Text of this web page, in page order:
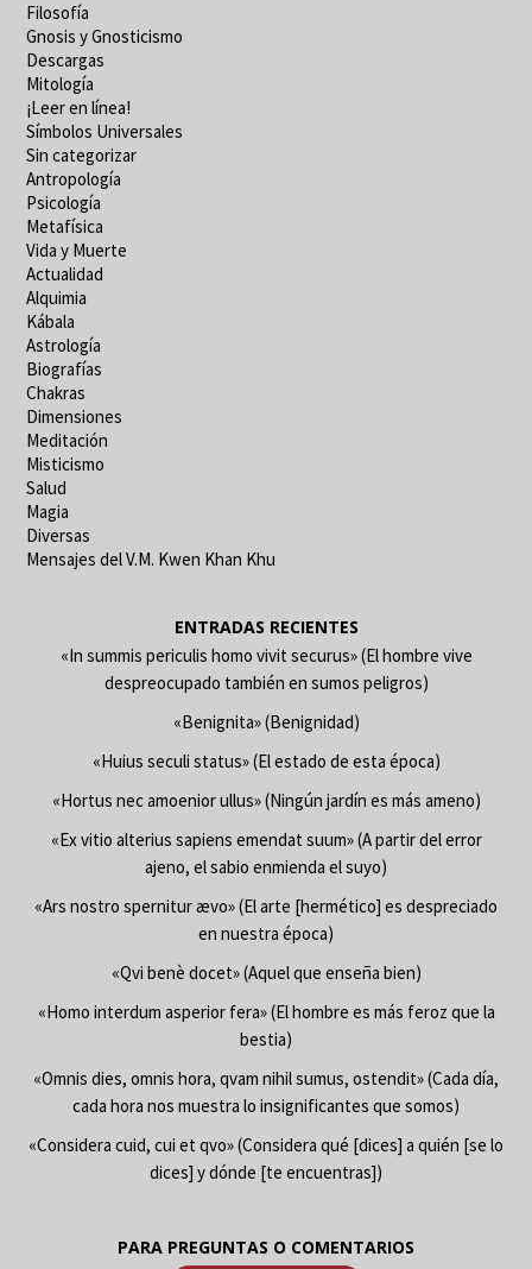
Filosofía
Gnosis y Gnosticismo
Descargas
Mitología
¡Leer en línea!
Símbolos Universales
Sin categorizar
Antropología
Psicología
Metafísica
Vida y Muerte
Actualidad
Alquimia
Kábala
Astrología
Biografías
Chakras
Dimensiones
Meditación
Misticismo
Salud
Magia
Diversas
Mensajes del V.M. Kwen Khan Khu
ENTRADAS RECIENTES
«In summis periculis homo vivit securus» (El hombre vive
despreocupado también en sumos peligros)
«Benignita» (Benignidad)
«Huius seculi status» (El estado de esta época)
«Hortus nec amoenior ullus» (Ningún jardín es más ameno)
«Ex vitio alterius sapiens emendat suum» (A partir del error
ajeno, el sabio enmienda el suyo)
«Ars nostro spernitur ævo» (El arte [hermético] es despreciado
en nuestra época)
«Qvi benè docet» (Aquel que enseña bien)
«Homo interdum asperior fera» (El hombre es más feroz que la
bestia)
«Omnis dies, omnis hora, qvam nihil sumus, ostendit» (Cada día,
cada hora nos muestra lo insignificantes que somos)
«Considera cuid, cui et qvo» (Considera qué [dices] a quién [se lo
dices] y dónde [te encuentras])
PARA PREGUNTAS O COMENTARIOS